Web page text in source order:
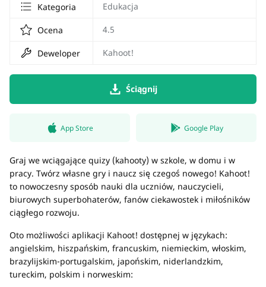
Kategoria Edukacja
Ocena 4.5
Deweloper Kahoot!
Ściągnij
App Store Google Play
Graj we wciągające quizy (kahooty) w szkole, w domu i w
pracy. Twórz własne gry i naucz się czegoś nowego! Kahoot!
to nowoczesny sposób nauki dla uczniów, nauczycieli,
biurowych superbohaterów, fanów ciekawostek i miłośników
ciągłego rozwoju.
Oto możliwości aplikacji Kahoot! dostępnej w językach:
angielskim, hiszpańskim, francuskim, niemieckim, włoskim,
brazylijskim-portugalskim, japońskim, niderlandzkim,
tureckim, polskim i norweskim: